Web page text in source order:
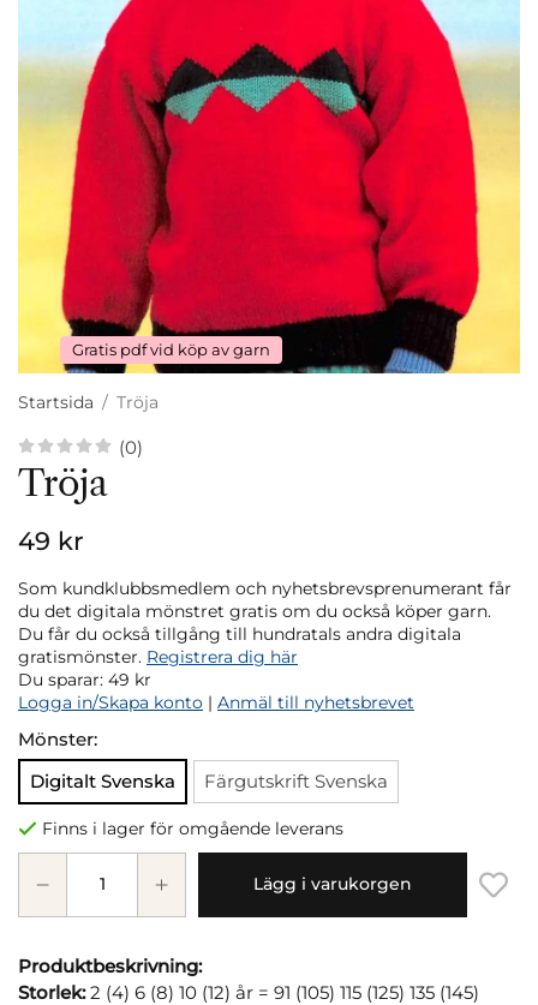
Gratis pdf vid köp av garn
Startsida / Tröja
(0)
Tröja
49 kr
Som kundklubbsmedlem och nyhetsbrevsprenumerant får
du det digitala mönstret gratis om du också köper garn.
Du får du också tillgång till hundratals andra digitala
gratismönster. Registrera dig här
Du sparar: 49 kr
Logga in/Skapa konto | Anmäl till nyhetsbrevet
Mönster:
Digitalt Svenska
Färgutskrift Svenska
Finns i lager för omgående leverans
Lägg i varukorgen
Produktbeskrivning:
Storlek:2 (4) 6 (8) 10 (12) år = 91 (105) 115 (125) 135 (145)